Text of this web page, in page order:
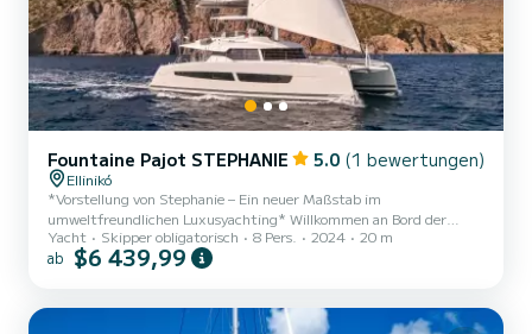
Fountaine Pajot STEPHANIE 5.0 (1 bewertungen)
Ellinikó
*Vorstellung von Stephanie – Ein neuer Maßstab im
umweltfreundlichen Luxusyachting* Willkommen an Bord der
Stephanie, wo Luxus auf hoher See auf Nachhaltigkeit trifft. Diese
hochmoderne Yacht ist für umweltbewusste Reisende konzipiert,
bietet Stephanie ein unvergleichliches Yachterlebnis mit minimaler
Yacht Skipper obligatorisch 8 Pers. 2024 20 m
ab $6 439,99